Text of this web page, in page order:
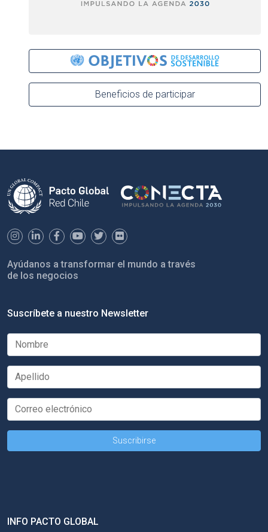
Beneficios de participar
Ayúdanos a transformar el mundo a través
de los negocios
Suscríbete a nuestro Newsletter
INFO PACTO GLOBAL